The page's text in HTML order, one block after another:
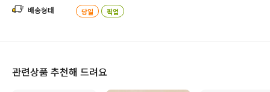
배송형태 당일 픽업
관련상품 추천해 드려요